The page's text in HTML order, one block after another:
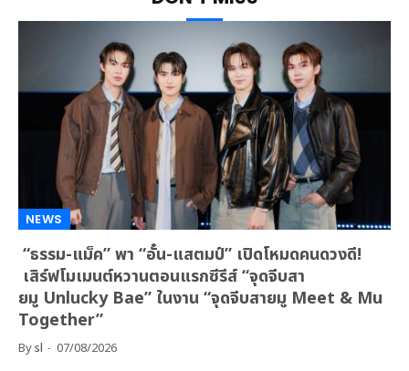
NEWS
“ธรรม-แม็ค” พา “อั๋น-แสตมป์” เปิดโหมดคนดวงดี!
เสิร์ฟโมเมนต์หวานตอนแรกซีรีส์ “จุดจีบสา
ยมู Unlucky Bae” ในงาน “จุดจีบสายมู Meet & Mu
Together”
Bysl 07/08/2026